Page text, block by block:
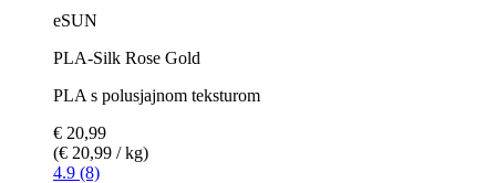
eSUN
PLA-Silk Rose Gold
PLA s polusjajnom teksturom
€ 20,99
(€ 20,99 / kg)
4.9 (8)